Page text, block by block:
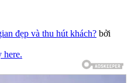
đẹp và thu hút khách? bởi
here.